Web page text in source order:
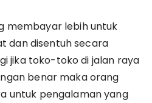
membayar lebih untuk
dan disentuh secara
jika toko-toko di jalan raya
benar maka orang
untuk pengalaman yang